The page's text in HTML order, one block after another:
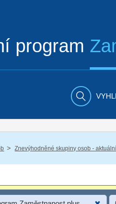
program
/ Znevýhodněné skupiny osob -